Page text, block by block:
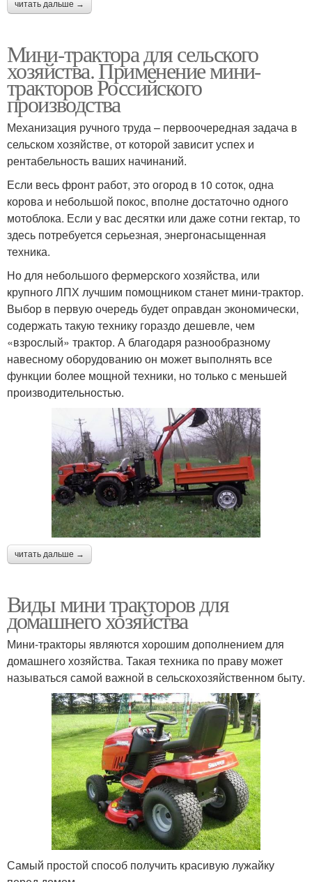
читать дальше →
Мини-трактора для сельского
хозяйства. Применение мини-
тракторов Российского
производства
Механизация ручного труда – первоочередная задача в
сельском хозяйстве, от которой зависит успех и
рентабельность ваших начинаний.
Если весь фронт работ, это огород в 10 соток, одна
корова и небольшой покос, вполне достаточно одного
мотоблока. Если у вас десятки или даже сотни гектар, то
здесь потребуется серьезная, энергонасыщенная
техника.
Но для небольшого фермерского хозяйства, или
крупного ЛПХ лучшим помощником станет мини-трактор.
Выбор в первую очередь будет оправдан экономически,
содержать такую технику гораздо дешевле, чем
«взрослый» трактор. А благодаря разнообразному
навесному оборудованию он может выполнять все
функции более мощной техники, но только с меньшей
производительностью.
читать дальше →
Виды мини тракторов для
домашнего хозяйства
Мини-тракторы являются хорошим дополнением для
домашнего хозяйства. Такая техника по праву может
называться самой важной в сельскохозяйственном быту.
Самый простой способ получить красивую лужайку